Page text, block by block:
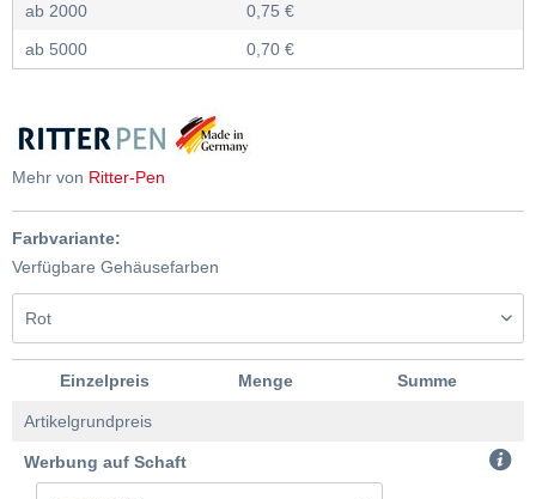
ab 2000
0,75 €
ab 5000 0,70 €
Mehr von Ritter-Pen
Farbvariante:
Verfügbare Gehäusefarben
Einzelpreis Menge Summe
Artikelgrundpreis
Werbung auf Schaft